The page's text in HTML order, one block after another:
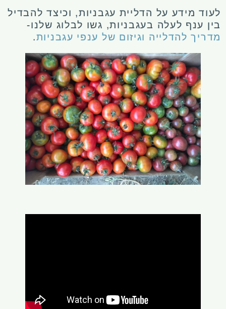
לעוד מידע על הדליית עגבניות, וכיצד להבדיל
בין ענף לעלה בעגבניות, גשו לבלוג שלנו-
מדריך להדלייה וגיזום של ענפי עגבניות.